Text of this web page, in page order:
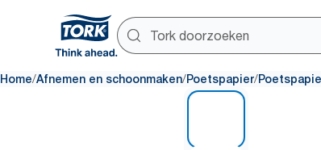
Home/Afnemen en schoonmaken/Poetspapier/